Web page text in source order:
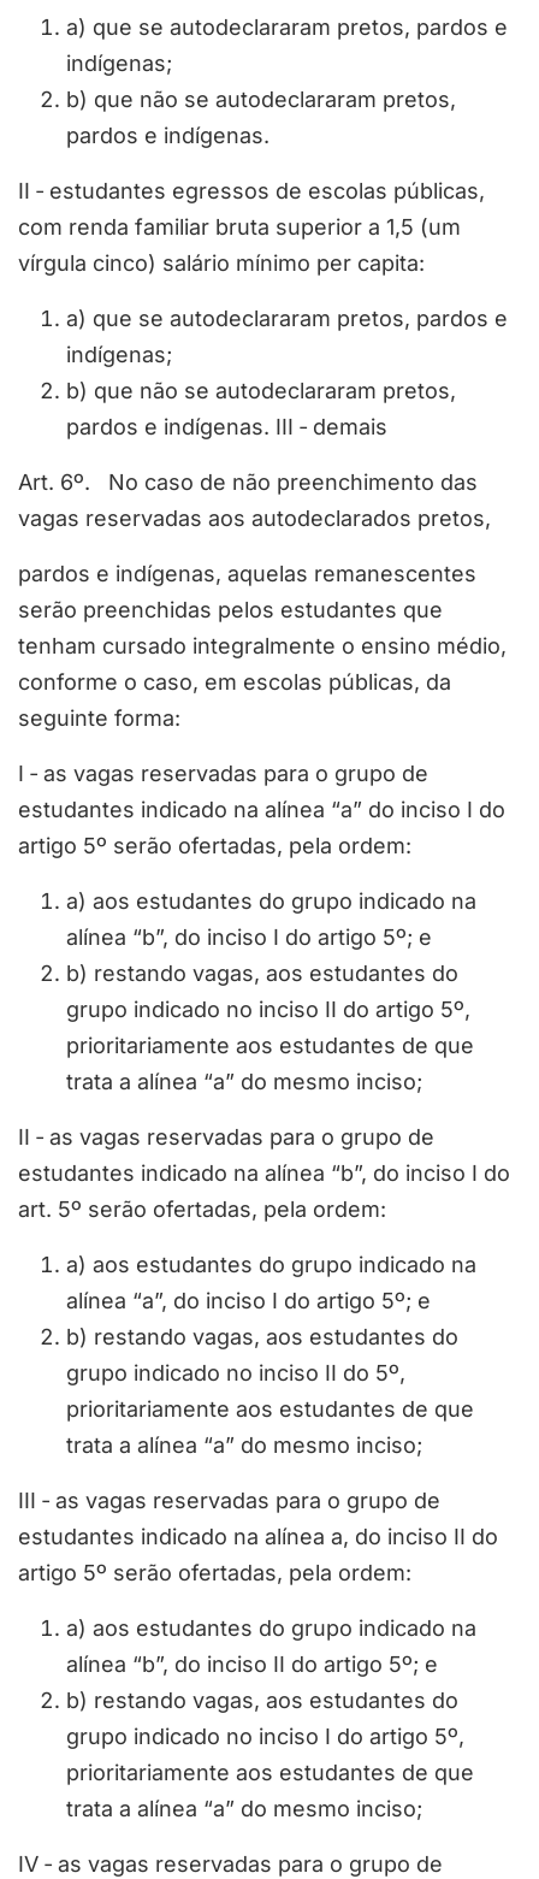
a) que se autodeclararam pretos, pardos e
indígenas;
b) que não se autodeclararam pretos,
pardos e indígenas.
II ‐ estudantes egressos de escolas públicas,
com renda familiar bruta superior a 1,5 (um
vírgula cinco) salário mínimo per capita:
a) que se autodeclararam pretos, pardos e
indígenas;
b) que não se autodeclararam pretos,
pardos e indígenas. III ‐ demais
Art. 6º. No caso de não preenchimento das
vagas reservadas aos autodeclarados pretos,
pardos e indígenas, aquelas remanescentes
serão preenchidas pelos estudantes que
tenham cursado integralmente o ensino médio,
conforme o caso, em escolas públicas, da
seguinte forma:
I ‐ as vagas reservadas para o grupo de
estudantes indicado na alínea “a” do inciso I do
artigo 5º serão ofertadas, pela ordem:
a) aos estudantes do grupo indicado na
alínea “b”, do inciso I do artigo 5º; e
b) restando vagas, aos estudantes do
grupo indicado no inciso II do artigo 5º,
prioritariamente aos estudantes de que
trata a alínea “a” do mesmo inciso;
II ‐ as vagas reservadas para o grupo de
estudantes indicado na alínea “b”, do inciso I do
art. 5º serão ofertadas, pela ordem:
a) aos estudantes do grupo indicado na
alínea “a”, do inciso I do artigo 5º; e
b) restando vagas, aos estudantes do
grupo indicado no inciso II do 5º,
prioritariamente aos estudantes de que
trata a alínea “a” do mesmo inciso;
III ‐ as vagas reservadas para o grupo de
estudantes indicado na alínea a, do inciso II do
artigo 5º serão ofertadas, pela ordem:
a) aos estudantes do grupo indicado na
alínea “b”, do inciso II do artigo 5º; e
b) restando vagas, aos estudantes do
grupo indicado no inciso I do artigo 5º,
prioritariamente aos estudantes de que
trata a alínea “a” do mesmo inciso;
IV ‐ as vagas reservadas para o grupo de